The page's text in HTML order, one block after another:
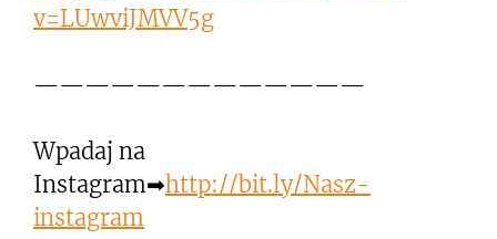
v=LUwviJMVV5g
—————————————
Wpadaj na
Instagram➡http://bit.ly/Nasz-
instagram